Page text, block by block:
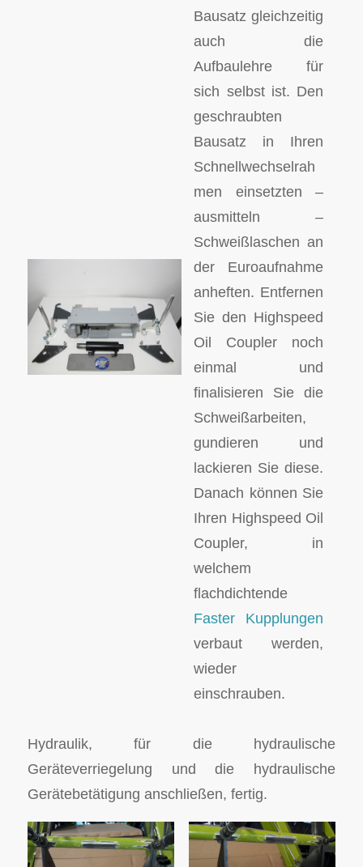
Bausatz gleichzeitig
auch die
Aufbaulehre für
sich selbst ist. Den
geschraubten
Bausatz in Ihren
Schnellwechselrah
men einsetzten –
ausmitteln –
Schweißlaschen an
der Euroaufnahme
anheften. Entfernen
Sie den Highspeed
Oil Coupler noch
einmal und
finalisieren Sie die
Schweißarbeiten,
gundieren und
lackieren Sie diese.
Danach können Sie
Ihren Highspeed Oil
Coupler, in
welchem
flachdichtende
Faster Kupplungen
verbaut werden,
wieder
einschrauben.
Hydraulik, für die hydraulische
Geräteverriegelung und die hydraulische
Gerätebetätigung anschließen, fertig.